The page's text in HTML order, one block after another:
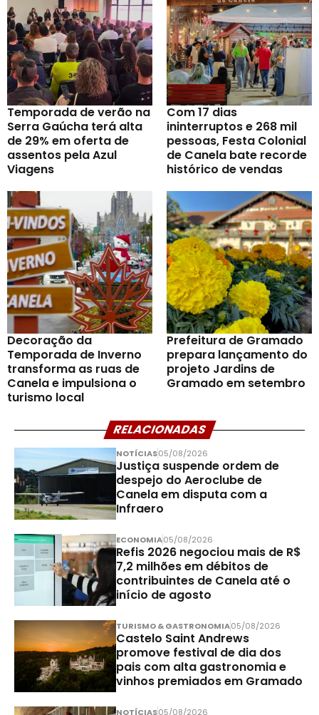
Temporada de verão na
Serra Gaúcha terá alta
de 29% em oferta de
assentos pela Azul
Viagens
Com 17 dias
ininterruptos e 268 mil
pessoas, Festa Colonial
de Canela bate recorde
histórico de vendas
Decoração da
Temporada de Inverno
transforma as ruas de
Canela e impulsiona o
turismo local
Prefeitura de Gramado
prepara lançamento do
projeto Jardins de
Gramado em setembro
RELACIONADAS
NOTÍCIAS05/08/2026
Justiça suspende ordem de
despejo do Aeroclube de
Canela em disputa com a
Infraero
ECONOMIA05/08/2026
Refis 2026 negociou mais de R$
7,2 milhões em débitos de
contribuintes de Canela até o
início de agosto
TURISMO & GASTRONOMIA05/08/2026
Castelo Saint Andrews
promove festival de dia dos
pais com alta gastronomia e
vinhos premiados em Gramado
NOTÍCIAS05/08/2026